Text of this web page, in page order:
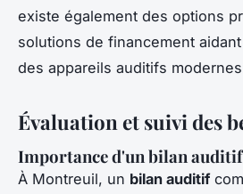
existe également des options
solutions de financement
des appareils auditifs
Évaluation et suivi des
Importance d'un bilan
À Montreuil, un bilan auditif